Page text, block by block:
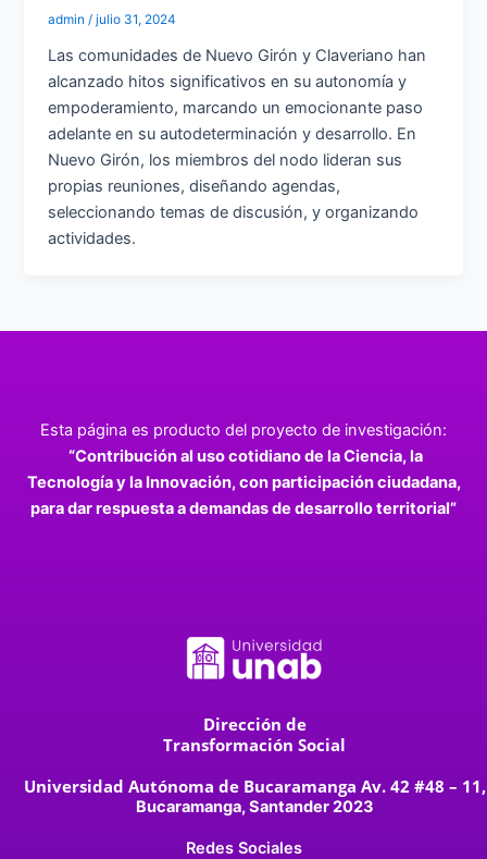
admin/julio 31, 2024
Las comunidades de Nuevo Girón y Claveriano han
alcanzado hitos significativos en su autonomía y
empoderamiento, marcando un emocionante paso
adelante en su autodeterminación y desarrollo. En
Nuevo Girón, los miembros del nodo lideran sus
propias reuniones, diseñando agendas,
seleccionando temas de discusión, y organizando
actividades.
Esta página es producto del proyecto de investigación:
“Contribución al uso cotidiano de la Ciencia, la
Tecnología y la Innovación, con participación ciudadana,
para dar respuesta a demandas de desarrollo territorial”
Dirección de
Transformación Social
Universidad Autónoma de Bucaramanga Av. 42 #48 – 11,
Bucaramanga, Santander 2023
Redes Sociales